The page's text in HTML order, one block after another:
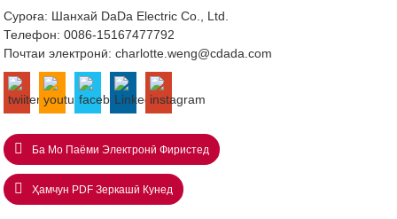
Суроға: Шанхай DaDa Electric Co., Ltd.
Телефон:0086-15167477792
Почтаи электронӣ:charlotte.weng@cdada.com
Ба Мо Паёми Электронӣ Фиристед
Ҳамчун PDF Зеркашӣ Кунед